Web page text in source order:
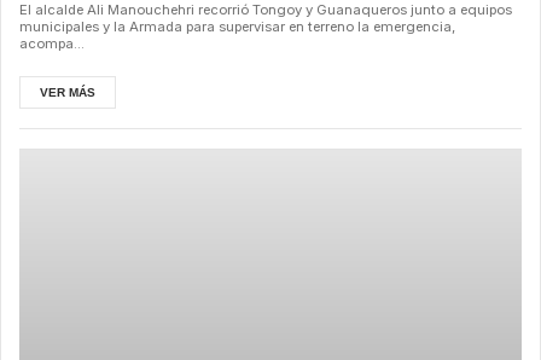
El alcalde Ali Manouchehri recorrió Tongoy y Guanaqueros junto a equipos
municipales y la Armada para supervisar en terreno la emergencia,
acompa...
VER MÁS